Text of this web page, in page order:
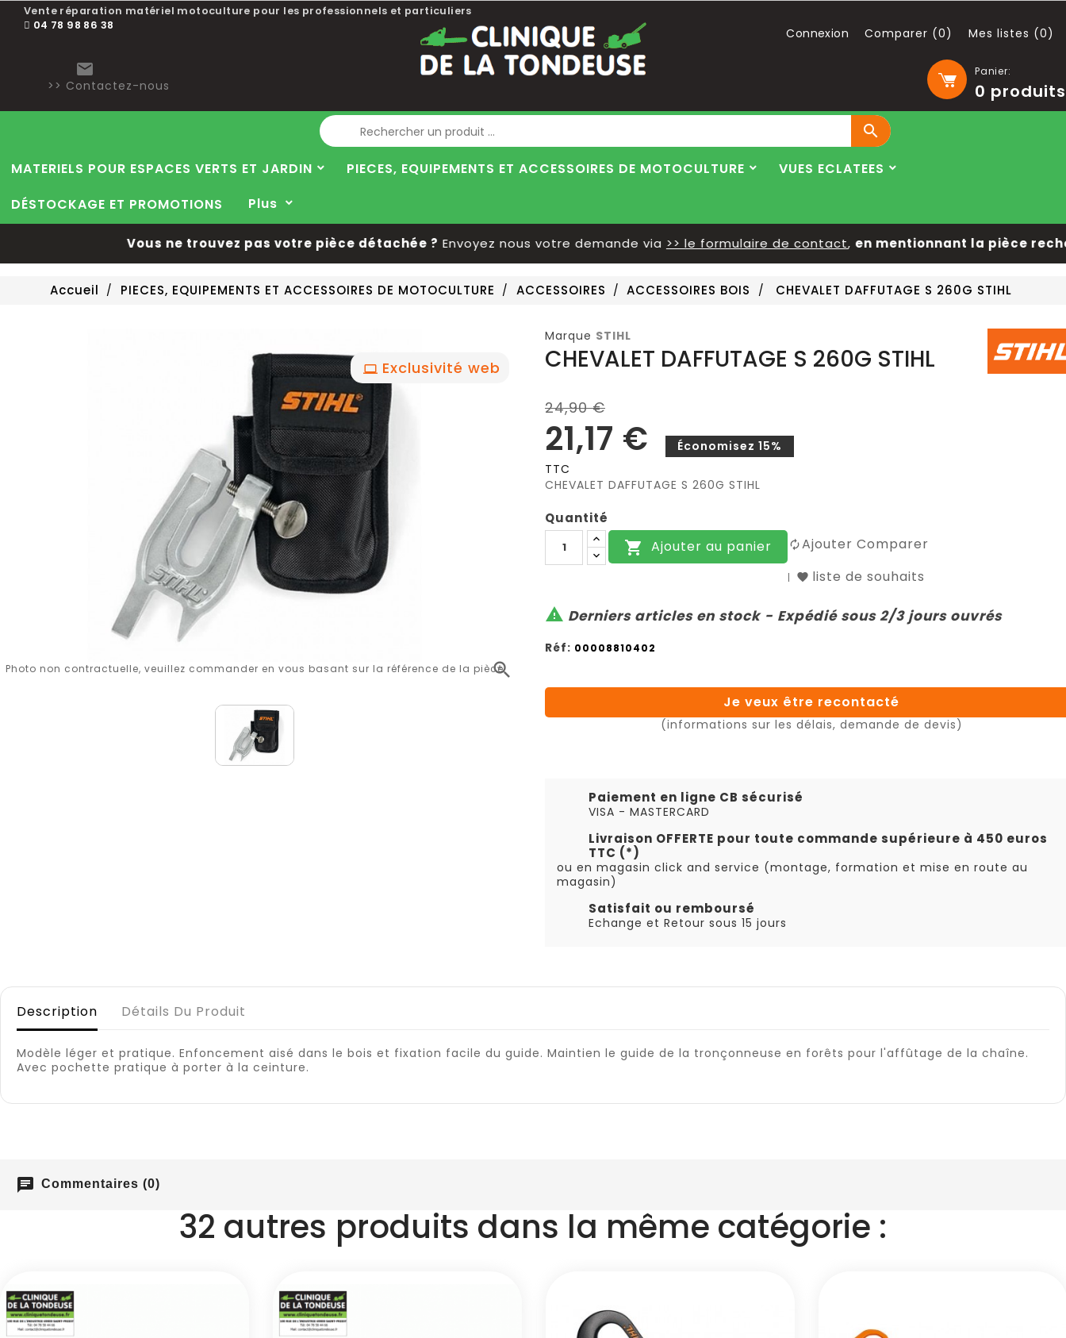
Vente réparation matériel motoculture pour les professionnels et particuliers
04 78 98 86 38
Panier:
0 produits

>> Contactez-nous
Connexion Comparer (0) Mes listes (0)
Blog

MATERIELS POUR ESPACES VERTS ET JARDIN PIECES, EQUIPEMENTS ET ACCESSOIRES DE MOTOCULTURE
VUES ECLATEES
DÉSTOCKAGE ET PROMOTIONS
Plus
Vous ne trouvez pas votre pièce détachée ?Envoyez nous votre demande via>> le formulaire de contact,en mentionnant la pièce
Accueil PIECES, EQUIPEMENTS ET ACCESSOIRES DE MOTOCULTURE ACCESSOIRES ACCESSOIRES BOIS CHEVALET DAFFUTAGE S 260G STIHL
Exclusivité web

Photo non contractuelle, veuillez commander en vous basant sur la référence de la pièce
Marque STIHL
CHEVALET DAFFUTAGE S 260G STIHL
24,90 €
21,17 €
Économisez 15%
TTC
CHEVALET DAFFUTAGE S 260G STIHL
Quantité
 Ajouter au panier
Ajouter Comparer
liste de souhaits
 Derniers articles en stock - Expédié sous 2/3 jours ouvrés
Réf: 00008810402
Je veux être recontacté
(informations sur les délais, demande de devis)
Paiement en ligne CB sécurisé
VISA - MASTERCARD
Livraison OFFERTE pour toute commande supérieure à 450 euros
TTC (*)
ou en magasin click and service (montage, formation et mise en route au
magasin)
Satisfait ou remboursé
Echange et Retour sous 15 jours
Description Détails Du Produit
Modèle léger et pratique. Enfoncement aisé dans le bois et fixation facile du guide. Maintien le guide de la tronçonneuse en forêts pour l'affûtage de la chaîne.
Avec pochette pratique à porter à la ceinture.
chat Commentaires (0)
32 autres produits dans la même catégorie :